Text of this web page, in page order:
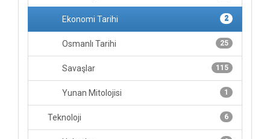
2
Ekonomi Tarihi
25
Osmanlı Tarihi
115
Savaşlar
1
Yunan Mitolojisi
6
Teknoloji